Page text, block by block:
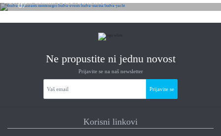
07
Ne propustite ni jednu novost
Prijavite se na naš newsletter
Prijavite se
Korisni linkovi